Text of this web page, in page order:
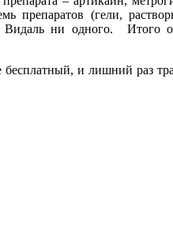
препаратов (гели,
Видаль ни одного. Итого
и лишний раз